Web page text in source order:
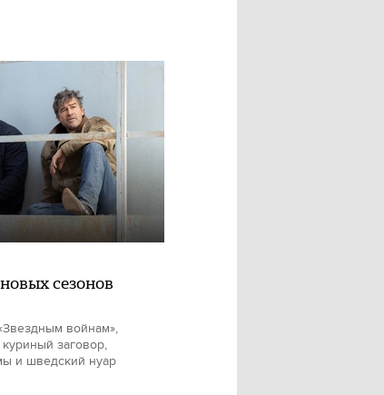
сезонов
войнам»,
заговор,
и шведский нуар